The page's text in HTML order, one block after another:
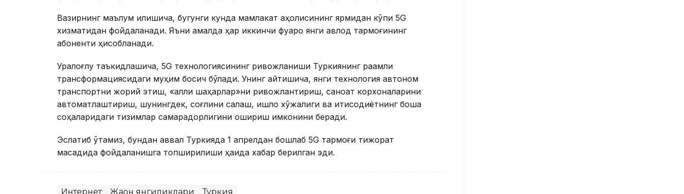
Вазирнинг маълум қилишича, бугунги кунда мамлакат аҳолисининг ярмидан кўпи 5G
хизматидан фойдаланади. Яъни амалда ҳар иккинчи фуқаро янги авлод тармоғининг
абоненти ҳисобланади.
Уралоғлу таъкидлашича, 5G технологиясининг ривожланиши Туркиянинг рақамли
трансформациясидаги муҳим босқич бўлади. Унинг айтишича, янги технология автоном
транспортни жорий этиш, «ақлли шаҳарлар»ни ривожлантириш, саноат корхоналарини
автоматлаштириш, шунингдек, соғлиқни сақлаш, қишлоқ хўжалиги ва иқтисодиётнинг бошқа
соҳаларидаги тизимлар самарадорлигини ошириш имконини беради.
Эслатиб ўтамиз, бундан аввал Туркияда 1 апрелдан бошлаб 5G тармоғи тижорат
мақсадида фойдаланишга топширилиши ҳақида хабар берилган эди.
Интернет Жаҳон янгиликлари Туркия